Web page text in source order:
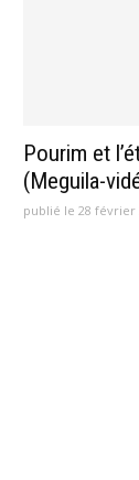
Pourim et
(Meguila-
publié le 28 février